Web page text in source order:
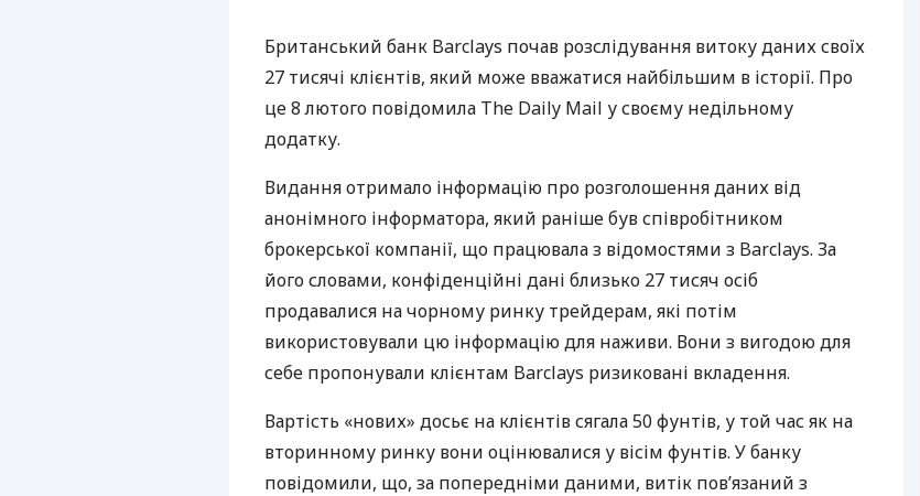
КАРТОК
КЕШБЕКУ
БАНКІВСЬКИХ КАРТКАХ
Британський банк Barclays почав розслідування витоку даних своїх
27 тисячі клієнтів, який може вважатися найбільшим в історії. Про
це 8 лютого повідомила The Daily Mail у своєму недільному
додатку.
Видання отримало інформацію про розголошення даних від
анонімного інформатора, який раніше був співробітником
брокерської компанії, що працювала з відомостями з Barclays. За
його словами, конфіденційні дані близько 27 тисяч осіб
продавалися на чорному ринку трейдерам, які потім
використовували цю інформацію для наживи. Вони з вигодою для
себе пропонували клієнтам Barclays ризиковані вкладення.
Вартість «нових» досьє на клієнтів сягала 50 фунтів, у той час як на
вторинному ринку вони оцінювалися у вісім фунтів. У банку
повідомили, що, за попередніми даними, витік пов’язаний з